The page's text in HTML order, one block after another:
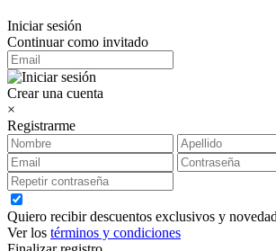
Iniciar sesión
Continuar como invitado
Crear una cuenta
×
Registrarme
Quiero recibir descuentos exclusivos y
Ver los términos y condiciones